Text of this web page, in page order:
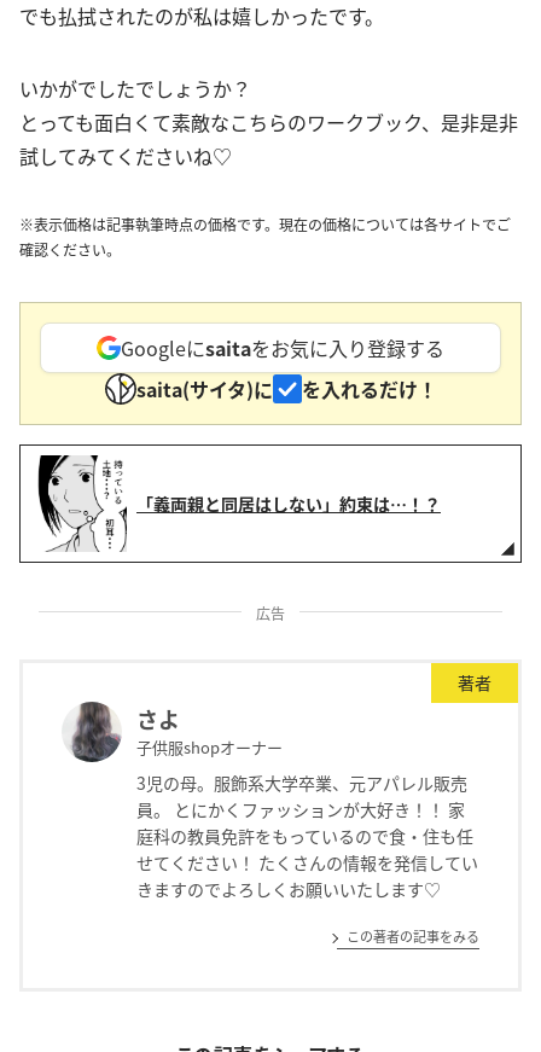
でも払拭されたのが私は嬉しかったです。
いかがでしたでしょうか？
とっても面白くて素敵なこちらのワークブック、是非是非
試してみてくださいね♡
※表示価格は記事執筆時点の価格です。現在の価格については各サイトでご
確認ください。
Googleにsaitaをお気に入り登録する
saita(サイタ)に
を入れるだけ！
「義両親と同居はしない」約束は…！？
広告
著者
さよ
子供服shopオーナー
3児の母。服飾系大学卒業、元アパレル販売
員。 とにかくファッションが大好き！！ 家
庭科の教員免許をもっているので食・住も任
せてください！ たくさんの情報を発信してい
きますのでよろしくお願いいたします♡
この著者の記事をみる